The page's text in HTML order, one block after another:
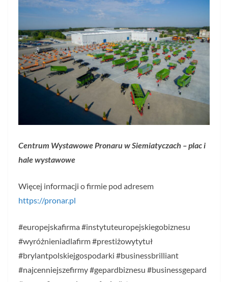
Centrum Wystawowe Pronaru w Siemiatyczach – plac i
hale wystawowe
Więcej informacji o firmie pod adresem
https://pronar.pl
#europejskafirma #instytuteuropejskiegobiznesu
#wyróżnieniadlafirm #prestiżowytytuł
#brylantpolskiejgospodarki #businessbrilliant
#najcenniejszefirmy #gepardbiznesu #businessgepard